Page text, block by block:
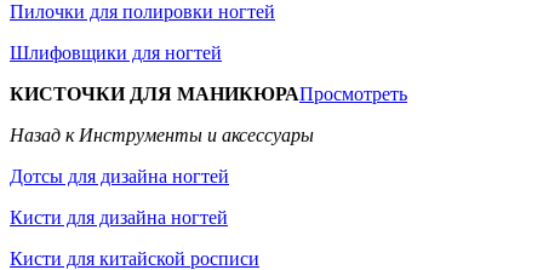
Пилочки для полировки ногтей
Шлифовщики для ногтей
КИСТОЧКИ ДЛЯ МАНИКЮРАПросмотреть
Назад к Инструменты и аксессуары
Дотсы для дизайна ногтей
Кисти для дизайна ногтей
Кисти для китайской росписи